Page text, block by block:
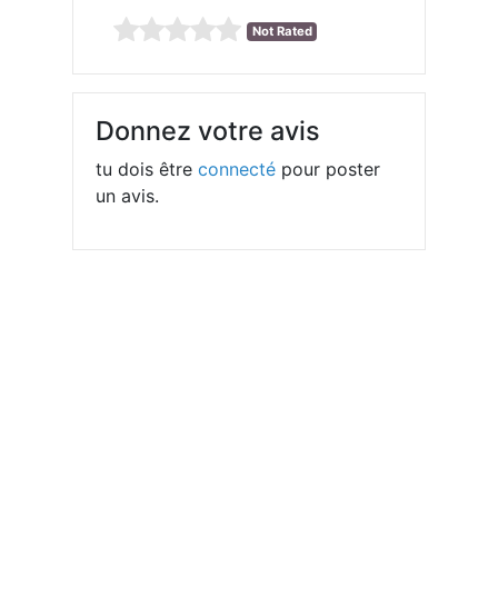
Not Rated
Donnez votre avis
tu dois êtreconnecté pour poster
un avis.